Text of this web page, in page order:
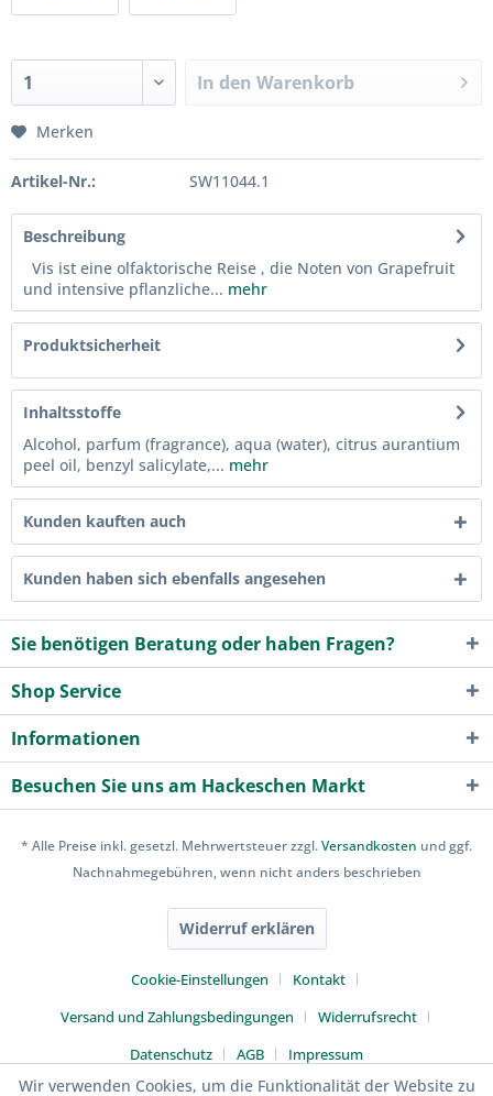
In den Warenkorb
Merken
Artikel-Nr.: SW11044.1
Beschreibung
Vis ist eine olfaktorische Reise , die Noten von Grapefruit
und intensive pflanzliche... mehr
Produktsicherheit
Inhaltsstoffe
Alcohol, parfum (fragrance), aqua (water), citrus aurantium
peel oil, benzyl salicylate,... mehr
Kunden kauften auch
Kunden haben sich ebenfalls angesehen
Sie benötigen Beratung oder haben Fragen?
Shop Service
Informationen
Besuchen Sie uns am Hackeschen Markt
* Alle Preise inkl. gesetzl. Mehrwertsteuer zzgl.Versandkosten und ggf.
Nachnahmegebühren, wenn nicht anders beschrieben
Widerruf erklären
Cookie-Einstellungen
Kontakt
Versand und Zahlungsbedingungen
Widerrufsrecht
Datenschutz
AGB Impressum
Wir verwenden Cookies, um die Funktionalität der Website zu